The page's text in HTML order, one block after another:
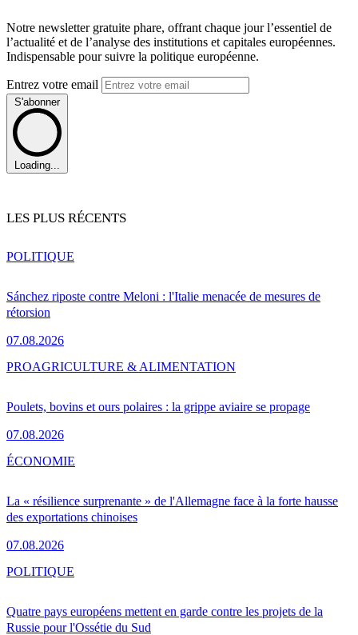
Notre newsletter gratuite phare, offrant chaque jour l’essentiel de
l’actualité et de l’analyse des institutions et capitales européennes.
Indispensable pour suivre la politique européenne.
Entrez votre email
S'abonner
Loading...
LES PLUS RÉCENTS
Sánchez riposte contre Meloni : l'Italie menacée de mesures de
rétorsion
07.08.2026
POLITIQUE
Poulets, bovins et ours polaires : la grippe aviaire se propage
07.08.2026
PROAGRICULTURE & ALIMENTATION
La « résilience surprenante » de l'Allemagne face à la forte hausse
des exportations chinoises
07.08.2026
ÉCONOMIE
Quatre pays européens mettent en garde contre les projets de la
Russie pour l'Ossétie du Sud
POLITIQUE